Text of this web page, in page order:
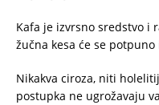
Kafa je izvrsno sredstvo i
žučna kesa će se
Nikakva ciroza, niti
postupka ne ugrožavaju